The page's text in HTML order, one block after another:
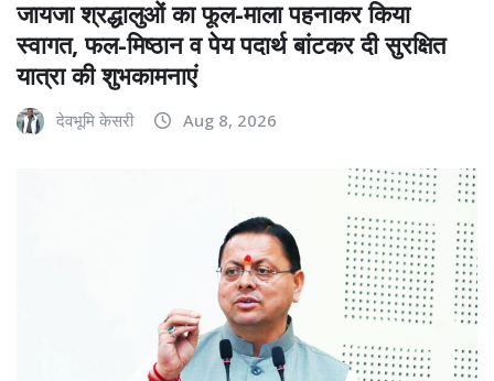
जायजा श्रद्धालुओं का फूल-माला पहनाकर किया
स्वागत, फल-मिष्ठान व पेय पदार्थ बांटकर दी सुरक्षित
यात्रा की शुभकामनाएं
देवभूमि केसरी Aug 8, 2026